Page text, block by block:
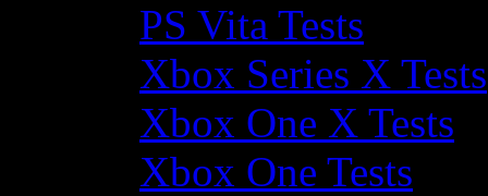
PS Vita Tests
Xbox Series X Tests
Xbox One X Tests
Xbox One Tests